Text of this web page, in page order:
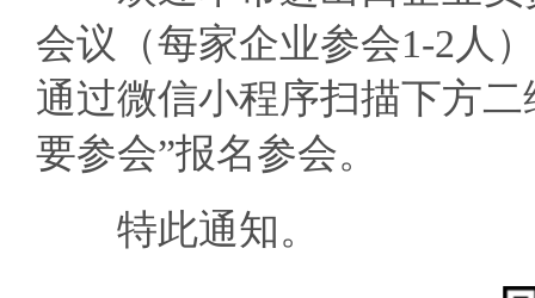
会议（每家企业参会1-2人
通过微信小程序扫描下方
要参会”报名参会。
特此通知。